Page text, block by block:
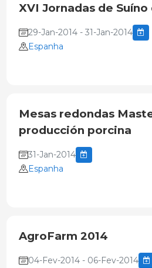
XVI Jornadas de Suíno
29-Jan-2014 - 31-Jan-2014
Espanha
Mesas redondas
producción porcina
31-Jan-2014
Espanha
AgroFarm 2014
04-Fev-2014 - 06-Fev-2014